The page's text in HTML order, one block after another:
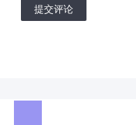
提交评论